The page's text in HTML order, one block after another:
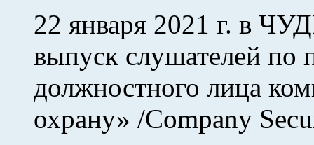
22 января 2021 г. в
выпуск слушателей по
должностного лица
охрану» /Company